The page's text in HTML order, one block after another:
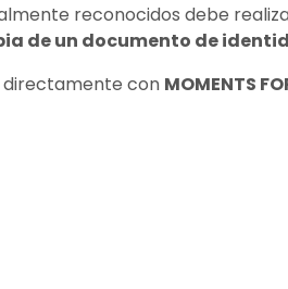
reconocidos debe
de un documento de
directamente con MOMENTS